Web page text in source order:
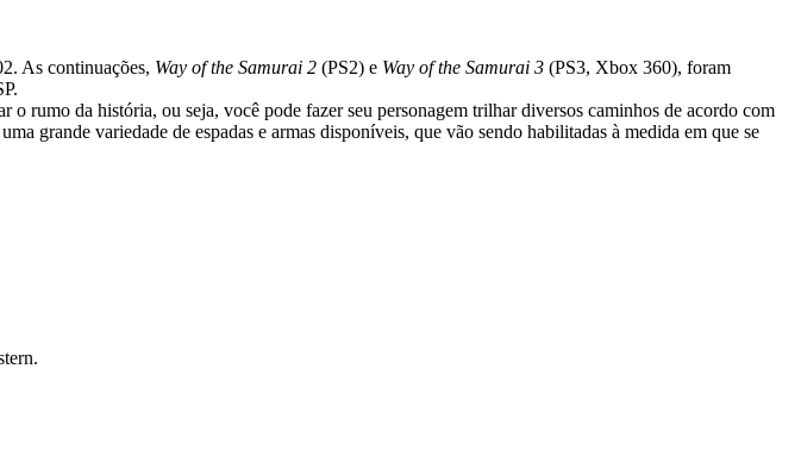
As continuações, Way of the Samurai 2 (PS2) e Way of the Samurai 3 (PS3, Xbox 360), foram
rumo da história, ou seja, você pode fazer seu personagem trilhar diversos caminhos de acordo com
grande variedade de espadas e armas disponíveis, que vão sendo habilitadas à medida em que se